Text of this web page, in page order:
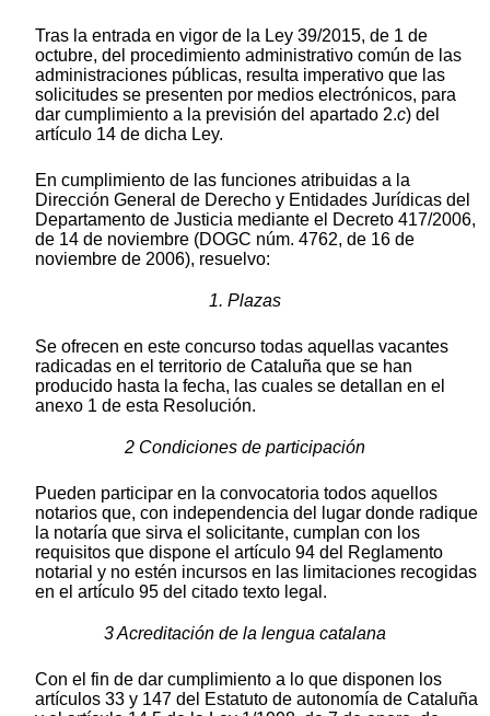
Tras la entrada en vigor de la Ley 39/2015, de 1 de
octubre, del procedimiento administrativo común de las
administraciones públicas, resulta imperativo que las
solicitudes se presenten por medios electrónicos, para
dar cumplimiento a la previsión del apartado 2.c) del
artículo 14 de dicha Ley.
En cumplimiento de las funciones atribuidas a la
Dirección General de Derecho y Entidades Jurídicas del
Departamento de Justicia mediante el Decreto 417/2006,
de 14 de noviembre (DOGC núm. 4762, de 16 de
noviembre de 2006), resuelvo:
1. Plazas
Se ofrecen en este concurso todas aquellas vacantes
radicadas en el territorio de Cataluña que se han
producido hasta la fecha, las cuales se detallan en el
anexo 1 de esta Resolución.
2 Condiciones de participación
Pueden participar en la convocatoria todos aquellos
notarios que, con independencia del lugar donde radique
la notaría que sirva el solicitante, cumplan con los
requisitos que dispone el artículo 94 del Reglamento
notarial y no estén incursos en las limitaciones recogidas
en el artículo 95 del citado texto legal.
3 Acreditación de la lengua catalana
Con el fin de dar cumplimiento a lo que disponen los
artículos 33 y 147 del Estatuto de autonomía de Cataluña